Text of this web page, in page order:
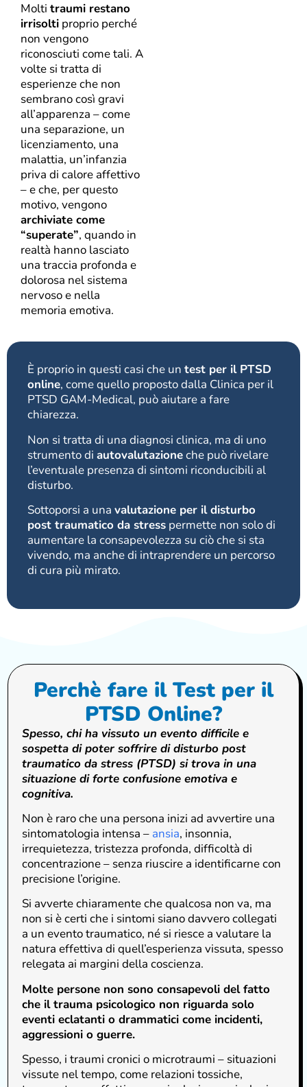
Molti traumi restano
irrisolti proprio perché
non vengono
riconosciuti come tali. A
volte si tratta di
esperienze che non
sembrano così gravi
all’apparenza – come
una separazione, un
licenziamento, una
malattia, un’infanzia
priva di calore affettivo
– e che, per questo
motivo, vengono
archiviate come
“superate”, quando in
realtà hanno lasciato
una traccia profonda e
dolorosa nel sistema
nervoso e nella
memoria emotiva.
È proprio in questi casi che un test per il PTSD
online, come quello proposto dalla Clinica per il
PTSD GAM-Medical, può aiutare a fare
chiarezza.
Non si tratta di una diagnosi clinica, ma di uno
strumento di autovalutazioneche può rivelare
l’eventuale presenza di sintomi riconducibili al
disturbo.
Sottoporsi a una valutazione per il disturbo
post traumatico da stress permette non solo di
aumentare la consapevolezza su ciò che si sta
vivendo, ma anche di intraprendere un percorso
di cura più mirato.
Perchè fare il Test per il
PTSD Online?
Spesso, chi ha vissuto un evento difficile e
sospetta di poter soffrire di disturbo post
traumatico da stress (PTSD) si trova in una
situazione di forte confusione emotiva e
cognitiva.
Non è raro che una persona inizi ad avvertire una
sintomatologia intensa – ansia, insonnia,
irrequietezza, tristezza profonda, difficoltà di
concentrazione – senza riuscire a identificarne con
precisione l’origine.
Si avverte chiaramente che qualcosa non va, ma
non si è certi che i sintomi siano davvero collegati
a un evento traumatico, né si riesce a valutare la
natura effettiva di quell’esperienza vissuta, spesso
relegata ai margini della coscienza.
Molte persone non sono consapevoli del fatto
che il trauma psicologico non riguarda solo
eventi eclatanti o drammatici come incidenti,
aggressioni o guerre.
Spesso, i traumi cronici o microtraumi – situazioni
vissute nel tempo, come relazioni tossiche,